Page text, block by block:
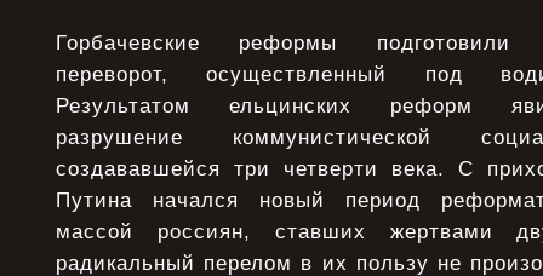
Горбачевские реформы подготовили
переворот, осуществленный под
Результатом ельцинских реформ
разрушение коммунистической
создававшейся три четверти века. С
Путина начался новый период
массой россиян, ставших жертвами
радикальный перелом в их пользу не